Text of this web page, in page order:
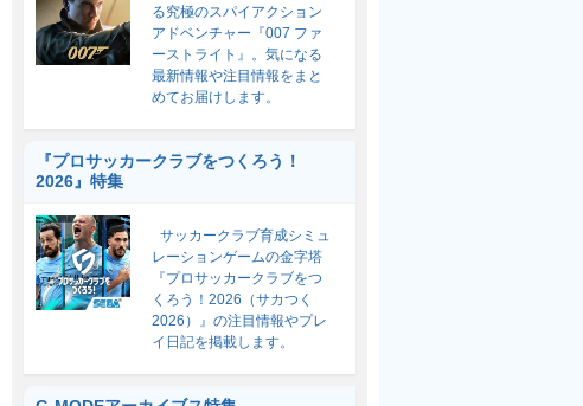
る究極のスパイアクション
アドベンチャー『007 ファ
ーストライト』。気になる
最新情報や注目情報をまと
めてお届けします。
『プロサッカークラブをつくろう！
2026』特集
サッカークラブ育成シミュ
レーションゲームの金字塔
『プロサッカークラブをつ
くろう！2026（サカつく
2026）』の注目情報やプレ
イ日記を掲載します。